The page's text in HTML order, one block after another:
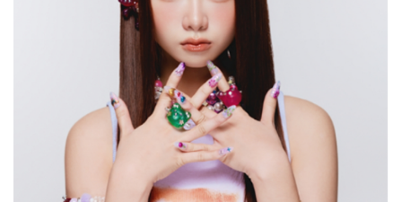
Thị trường
Giá vàng
Tiêu dùng
Tỷ giá
Chứng khoán
Giá cà phê